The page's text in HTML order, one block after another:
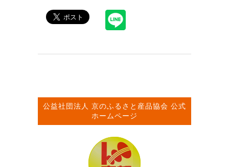
公益社団法人 京のふるさと産品協会 公式
ホームページ